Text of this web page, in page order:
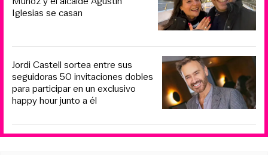
Iglesias se casan
Jordi Castell sortea entre sus
seguidoras 50 invitaciones dobles
para participar en un exclusivo
happy hour junto a él